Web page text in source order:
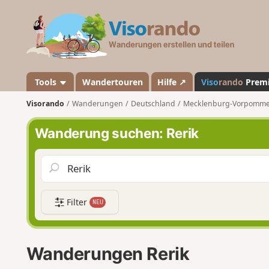
a
n
d
o
Tools Wandertouren Hilfe ↗ Visorando
Visorando Wanderungen Deutschland Mecklenburg-
Wanderung suchen: Rerik
Filter NEU
Wanderungen Rerik